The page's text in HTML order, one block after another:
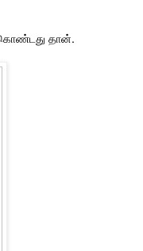
கொண்டது தான்.